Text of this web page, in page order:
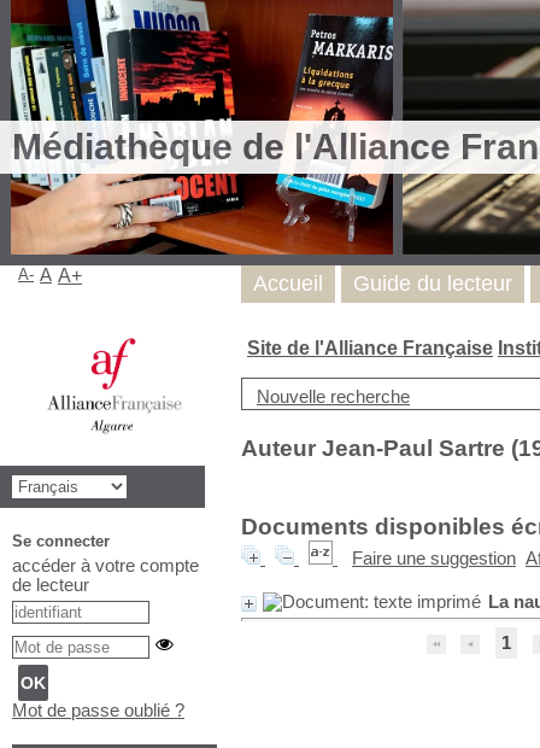
Médiathèque de l'Alliance
Site de l'Alliance Française
Nouvelle recherche
Auteur Jean-Paul Sartre
Documents disponibles
Faire une suggestion
La
1
Accueil Guide du lecteur
A- A A+
Se connecter
accéder à votre compte
de lecteur
Mot de passe oublié ?